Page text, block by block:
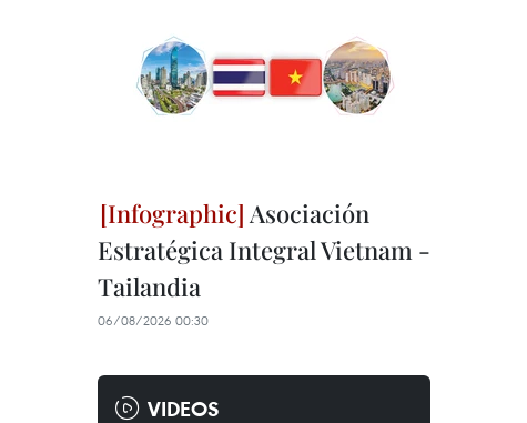
Asociación
Estratégica Integral Vietnam -
Tailandia
06/08/2026 00:30
VIDEOS